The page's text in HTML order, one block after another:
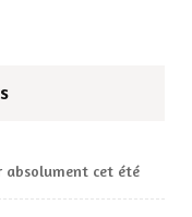
absolument cet été